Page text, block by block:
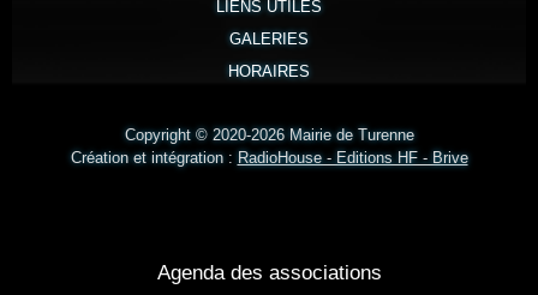
LIENS UTILES
GALERIES
HORAIRES
Copyright © 2020-2026 Mairie de Turenne
Création et intégration : RadioHouse - Editions HF - Brive
Agenda des associations